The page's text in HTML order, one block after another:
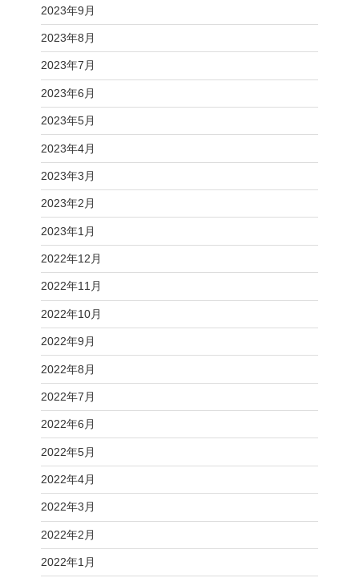
2023年9月
2023年8月
2023年7月
2023年6月
2023年5月
2023年4月
2023年3月
2023年2月
2023年1月
2022年12月
2022年11月
2022年10月
2022年9月
2022年8月
2022年7月
2022年6月
2022年5月
2022年4月
2022年3月
2022年2月
2022年1月